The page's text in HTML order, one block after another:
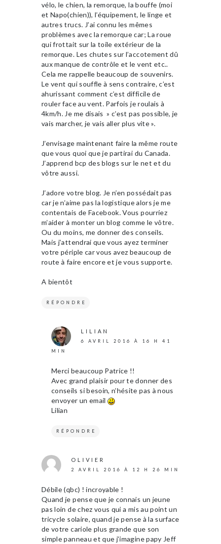
vélo, le chien, la remorque, la bouffe (moi
et Napo(chien)), l’équipement, le linge et
autres trucs. J’ai connu les mêmes
problèmes avec la remorque car; La roue
qui frottait sur la toile extérieur de la
remorque. Les chutes sur l’accotement dû
aux manque de contrôle et le vent etc..
Cela me rappelle beaucoup de souvenirs.
Le vent qui souffle à sens contraire, c’est
ahurissant comment c’est difficile de
rouler face au vent. Parfois je roulais à
4km/h. Je me disais » c’est pas possible, je
vais marcher, je vais aller plus vite ».
J’envisage maintenant faire la même route
que vous quoi que je partirai du Canada.
J’apprend bcp des blogs sur le net et du
vôtre aussi.
J’adore votre blog. Je n’en possédait pas
car je n’aime pas la logistique alors je me
contentais de Facebook. Vous pourriez
m’aider à monter un blog comme le vôtre.
Ou du moins, me donner des conseils.
Mais j’attendrai que vous ayez terminer
votre périple car vous avez beaucoup de
route à faire encore et je vous supporte.
A bientôt
RÉPONDRE
LILIAN
6 AVRIL 2016 À 16 H 41
MIN
Merci beaucoup Patrice !!
Avec grand plaisir pour te donner des
conseils si besoin, n’hésite pas à nous
envoyer un email
Lilian
RÉPONDRE
OLIVIER
2 AVRIL 2016 À 12 H 26 MIN
Débile (qbc) ! incroyable !
Quand je pense que je connais un jeune
pas loin de chez vous qui a mis au point un
tricycle solaire, quand je pense à la surface
de votre cariole plus grande que son
simple panneau et que j’imagine papy Jeff